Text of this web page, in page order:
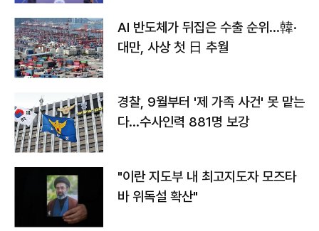
AI 반도체가 뒤집은 수출 순위…韓·
대만, 사상 첫 日 추월
경찰, 9월부터 '제 가족 사건' 못 맡는
다…수사인력 881명 보강
"이란 지도부 내 최고지도자 모즈타
바 위독설 확산"